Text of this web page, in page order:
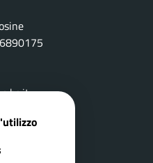
24400